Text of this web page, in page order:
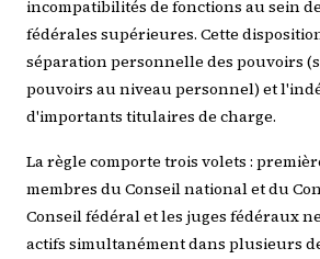
incompatibilités de fonctions au sein
fédérales supérieures. Cette
séparation personnelle des pouvoirs
pouvoirs au niveau personnel) et
d'importants titulaires de charge.
La règle comporte trois volets :
membres du Conseil national et du
Conseil fédéral et les juges fédéraux
actifs simultanément dans plusieurs